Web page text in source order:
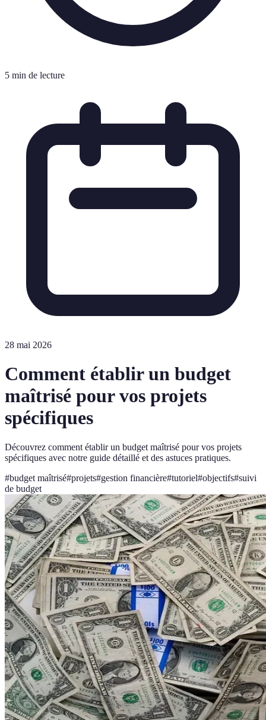
5 min de lecture
28 mai 2026
Comment établir un budget
maîtrisé pour vos projets
spécifiques
Découvrez comment établir un budget maîtrisé pour vos projets
spécifiques avec notre guide détaillé et des astuces pratiques.
#budget maîtrisé#projets#gestion financière#tutoriel#objectifs#suivi
de budget